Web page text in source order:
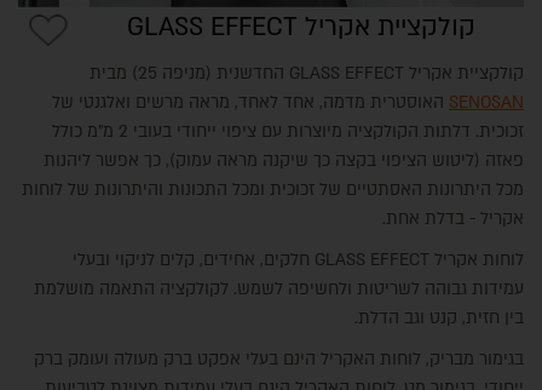
השראות מבתי לקוחות
קולקציית אקריל GLASS EFFECT
קולקציית אקריל GLASS EFFECT החדשנית (מניפה 25) מבית
SENOSAN האוסטרית מדמה, אחד לאחד, מראה מרשים ואלגנטי של
זכוכית. דלתות הקולקציה מיוצרות עם ציפוי ייחודי בעובי 2 מ"מ כולל
פאזה (ליטוש הציפוי בקצה כך שיקנה מראה עמוק), כך אפשר ליהנות
מכל היתרונות האסתטיים של זכוכית ומכל התכונות והיתרונות של לוחות
אקריל - בדלת אחת.
לוחות אקריל GLASS EFFECT חלקים, אחידים, קלים לניקוי ובעלי
עמידות גבוהה לשריטות ולחשיפה לשמש. לקולקציה התאמה מושלמת
בין חזית, קנט וגב הדלת.
בגימור מבריק, לוחות האקריל הינם בעלי אפקט ברק מעולה ועומק ברק